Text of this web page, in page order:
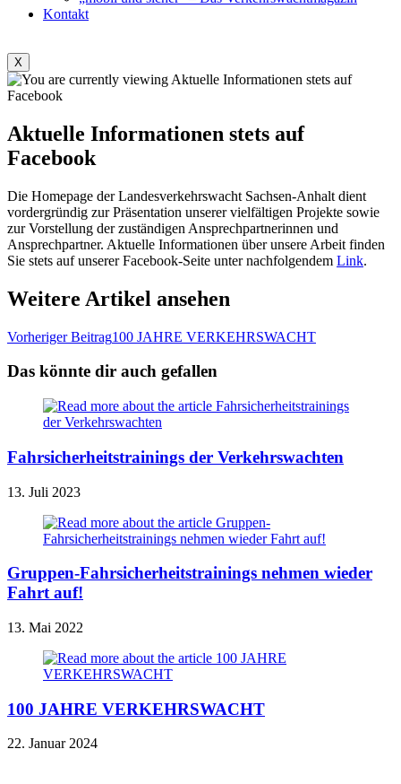
Kontakt
X
Aktuelle Informationen stets auf
Facebook
Die Homepage der Landesverkehrswacht Sachsen-Anhalt dient
vordergründig zur Präsentation unserer vielfältigen Projekte sowie
zur Vorstellung der zuständigen Ansprechpartnerinnen und
Ansprechpartner. Aktuelle Informationen über unsere Arbeit finden
Sie stets auf unserer Facebook-Seite unter nachfolgendem Link.
Weitere Artikel ansehen
Vorheriger Beitrag100 JAHRE VERKEHRSWACHT
Das könnte dir auch gefallen
Fahrsicherheitstrainings der Verkehrswachten
13. Juli 2023
Gruppen-Fahrsicherheitstrainings nehmen wieder
Fahrt auf!
13. Mai 2022
100 JAHRE VERKEHRSWACHT
22. Januar 2024